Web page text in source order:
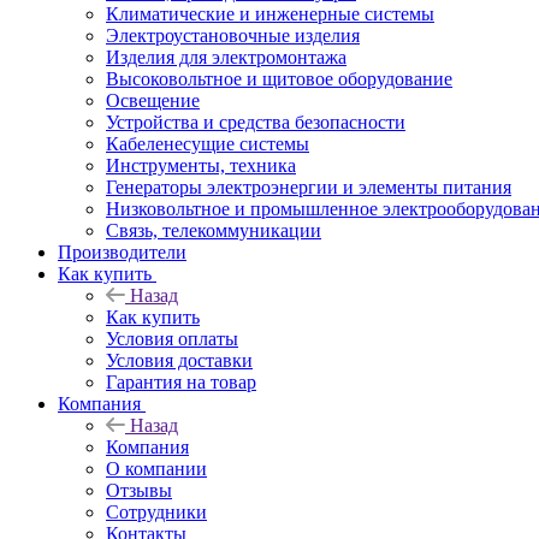
Климатические и инженерные системы
Электроустановочные изделия
Изделия для электромонтажа
Высоковольтное и щитовое оборудование
Освещение
Устройства и средства безопасности
Кабеленесущие системы
Инструменты, техника
Генераторы электроэнергии и элементы питания
Низковольтное и промышленное
Связь, телекоммуникации
Производители
Как купить
Назад
Как купить
Условия оплаты
Условия доставки
Гарантия на товар
Компания
Назад
Компания
О компании
Отзывы
Сотрудники
Контакты